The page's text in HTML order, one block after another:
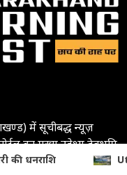
में सूचीबद्ध न्यूज़
का मुख्य उद्देश्य देवभूमि
खरी एवं प्रमाणिक खबरों से
बरकरार, आज 4 जिलों में